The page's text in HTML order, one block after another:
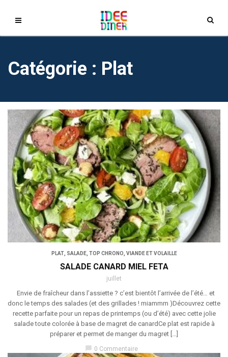
Catégorie : Plat
PLAT, SALADE, TOP CHRONO, VIANDE ET VOLAILLE
SALADE CANARD MIEL FETA
juillet
Envie de fraîcheur dans l’assiette ? c’est bientôt l’arrivée de l’été… et
donc le temps des salades (et des grillades ! miammm )Découvrez cette
recette parfaite pour un repas de printemps (ou d’été) avec cette jolie
salade toute colorée à base de magret de canardCe plat est rapide à
préparer et permet de manger du magret […]
chat_bubble 0 Commentaire